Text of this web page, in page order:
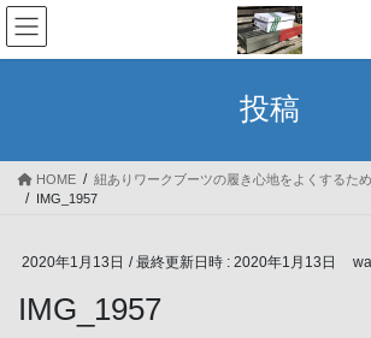
コ
ン
テ
ス
ナ
ビ
ゲ
ン
投稿
HOME
紐ありワークブーツの履き心地をよくするた
IMG_1957
2020年1月13日 / 最終更新日時 : 2020年1月13日
IMG_1957